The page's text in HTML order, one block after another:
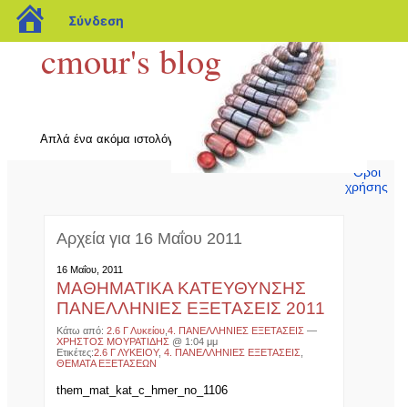
blogs.sch.gr
Σύνδεση
cmour's blog
Απλά ένα ακόμα ιστολόγιο λίγο πιο μαθηματικό Blog.sch.gr
Αρχεία για 16 Μαΐου 2011
16 Μαΐου, 2011
ΜΑΘΗΜΑΤΙΚΑ ΚΑΤΕΥΘΥΝΣΗΣ
ΠΑΝΕΛΛΗΝΙΕΣ ΕΞΕΤΑΣΕΙΣ 2011
Κάτω από: 2.6 Γ Λυκείου, 4. ΠΑΝΕΛΛΗΝΙΕΣ ΕΞΕΤΑΣΕΙΣ —
ΧΡΗΣΤΟΣ ΜΟΥΡΑΤΙΔΗΣ @ 1:04 μμ
Ετικέτες:2.6 Γ ΛΥΚΕΙΟΥ, 4. ΠΑΝΕΛΛΗΝΙΕΣ ΕΞΕΤΑΣΕΙΣ
ΘΕΜΑΤΑ ΕΞΕΤΑΣΕΩΝ
them_mat_kat_c_hmer_no_1106
Όροι
χρήσης